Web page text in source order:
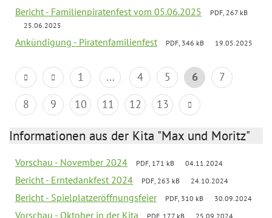
Bericht - Familienpiratenfest vom 05.06.2025
PDF, 267 kB
25.06.2025
Ankündigung - Piratenfamilienfest PDF, 346 kB 19.05.2025
1 ... 4 5 6
7
8
9 10 11 12 13
Informationen aus der Kita "Max und Moritz"
Vorschau - November 2024 PDF, 171 kB 04.11.2024
Bericht - Erntedankfest 2024 PDF, 263 kB 24.10.2024
Bericht - Spielplatzeröffnungsfeier PDF, 310 kB 30.09.2024
Vorschau - Oktober in der Kita PDF, 177 kB 25.09.2024